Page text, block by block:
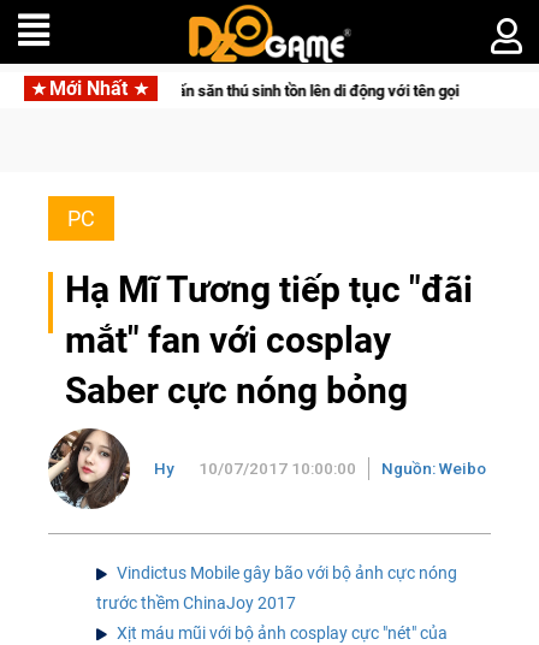
Mới Nhất
lên di động với tên gọi Palworld Online Gia Nhập Closed
PC
Hạ Mĩ Tương tiếp tục "đãi
mắt" fan với cosplay
Saber cực nóng bỏng
Hy 10/07/2017 10:00:00 Nguồn: Weibo
Vindictus Mobile gây bão với bộ ảnh cực nóng
trước thềm ChinaJoy 2017
Xịt máu mũi với bộ ảnh cosplay cực "nét" của